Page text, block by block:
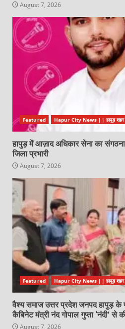
August 7, 2026
Featured Hapur City News || हापुड़ शहर
हापुड़ में आज़ाद अधिकार सेना का
जिला प्रभारी
August 7, 2026
Featured Hapur City News || हापुड़ शहर
वैश्य समाज उत्तर प्रदेश जनपद हापुड़
कैबिनेट मंत्री नंद गोपाल गुप्ता ‘नंदी’ से
August 7, 2026